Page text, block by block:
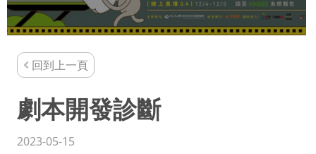
回到上一頁
劇本開發診斷
2023-05-15